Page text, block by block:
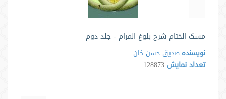
مسک الختام شرح بلوغ المرام - جلد دوم
نویسنده صدیق حسن خان
تعداد نمایش 128873